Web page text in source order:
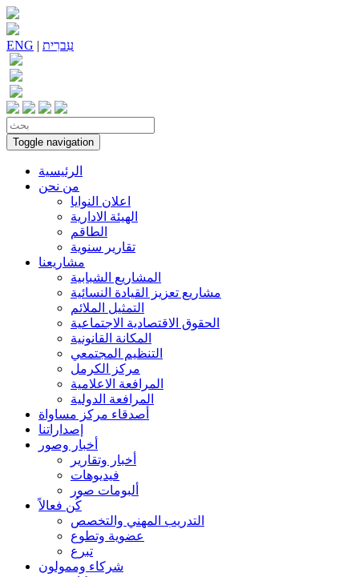
ENG | עִברִית
Toggle navigation
الرئيسية
من نحن
اعلان النوايا
الهيئة الادارية
الطاقم
تقارير سنوية
مشاريعنا
المشاريع الشبابية
مشاريع تعزيز القيادة النسائية
التمثيل الملائم
الحقوق الاقتصادية الاجتماعية
المكانة القانونية
التنظيم المجتمعي
مركز الكرمل
المرافعة الاعلامية
المرافعة الدولية
أصدقاء مركز مساواة
إصداراتنا
أخبار وصور
أخبار وتقارير
فيديوهات
ألبومات صور
كُن فعالاً
التدريب المهني والتخصص
عضوية وتطوع
تبرع
شركاء وممولون